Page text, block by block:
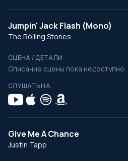
Jumpin' Jack Flash (Mono)
The Rolling Stones
СЦЕНА / ДЕТАЛИ
Описание сцены пока недоступно.
СЛУШАТЬ НА
Give Me A Chance
Justin Tapp